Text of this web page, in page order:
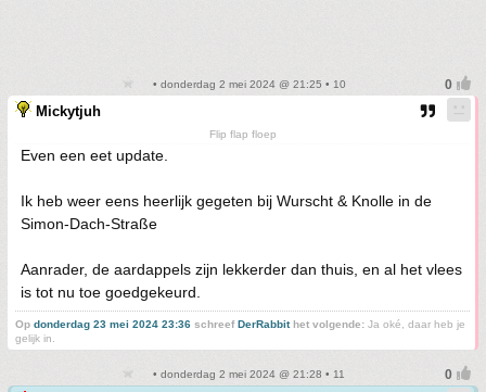
• donderdag 2 mei 2024 @ 21:25 • 10
Mickytjuh
Flip flap floep
Even een eet update.
Ik heb weer eens heerlijk gegeten bij Wurscht & Knolle in de
Simon-Dach-Straße
Aanrader, de aardappels zijn lekkerder dan thuis, en al het vlees
is tot nu toe goedgekeurd.
Op donderdag 23 mei 2024 23:36 schreefDerRabbithet volgende: Ja oké, daar heb je
gelijk in.
• donderdag 2 mei 2024 @ 21:28 • 11